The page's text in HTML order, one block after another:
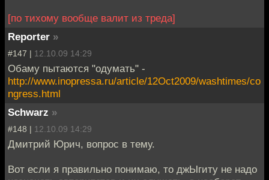
[по тихому вообще валит из треда]
Reporter »
#147 | 12.10.09 14:29
Обаму пытаются "одумать" -
http://www.inopressa.ru/article/12Oct2009/washtimes/co
ngress.html
Schwarz »
#148 | 12.10.09 14:29
Дмитрий Юрич, вопрос в тему.
Вот если я правильно понимаю, то джЫгиту не надо